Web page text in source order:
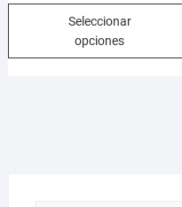
Seleccionar
opciones